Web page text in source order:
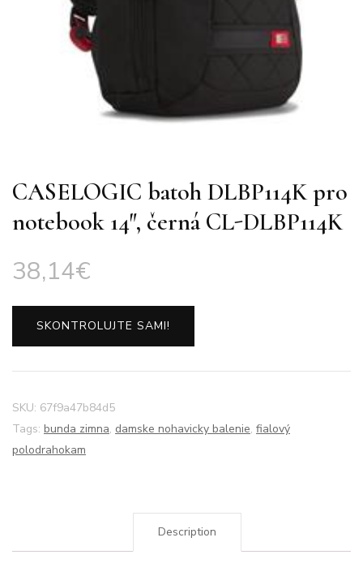
CASELOGIC batoh DLBP114K pro
notebook 14″, černá CL-DLBP114K
38,14€
SKONTROLUJTE SAMI!
SKU: 67f9a47b84d5
Tags: bunda zimna, damske nohavicky balenie, fialový
polodrahokam
Description